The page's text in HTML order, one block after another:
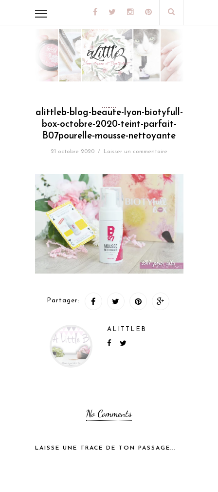
alittleb-blog-beaute-lyon-biotyfull-
box-octobre-2020-teint-parfait-
B07pourelle-mousse-nettoyante
21 octobre 2020 / Laisser un commentaire
Partager:
ALITTLEB
No Comments
LAISSE UNE TRACE DE TON PASSAGE...